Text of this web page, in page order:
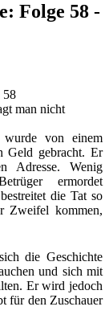
Folge 58 -
58
man nicht
wurde von einem
Geld gebracht. Er
Adresse. Wenig
ermordet
die Tat so
Zweifel kommen,
die Geschichte
und sich mit
Er wird jedoch
für den Zuschauer